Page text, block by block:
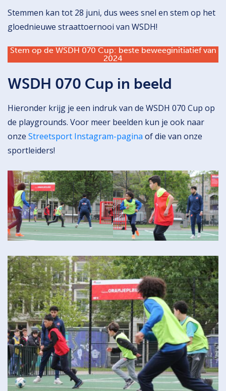
Stemmen kan tot 28 juni, dus wees snel en stem op het
gloednieuwe straattoernooi van WSDH!
Stem op de WSDH 070 Cup: beste beweeginitiatief van
2024
WSDH 070 Cup in beeld
Hieronder krijg je een indruk van de WSDH 070 Cup op
de playgrounds. Voor meer beelden kun je ook naar
onze Streetsport Instagram-pagina of die van onze
sportleiders!